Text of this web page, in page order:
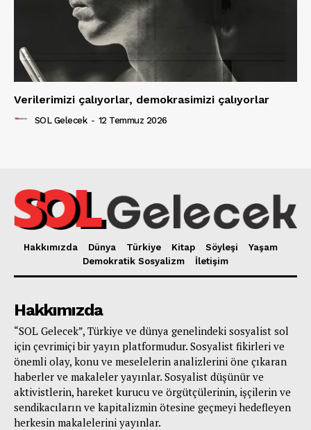
Verilerimizi çalıyorlar, demokrasimizi çalıyorlar
SOL Gelecek - 12 Temmuz 2026
Hakkımızda Dünya Türkiye Kitap Söyleşi
Yaşam
Demokratik Sosyalizm
İletişim
Hakkımızda
“SOL Gelecek”, Türkiye ve dünya genelindeki sosyalist sol
için çevrimiçi bir yayın platformudur. Sosyalist fikirleri ve
önemli olay, konu ve meselelerin analizlerini öne çıkaran
haberler ve makaleler yayınlar. Sosyalist düşünür ve
aktivistlerin, hareket kurucu ve örgütçülerinin, işçilerin ve
sendikacıların ve kapitalizmin ötesine geçmeyi hedefleyen
herkesin makalelerini yayınlar.